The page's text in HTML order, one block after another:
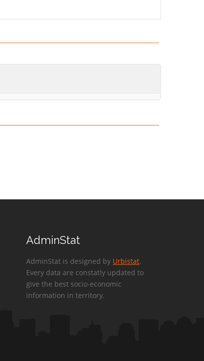
AdminStat
AdminStat is designed by Urbistat.
Every data are constatly updated to
give the best socio-economic
information in territory.